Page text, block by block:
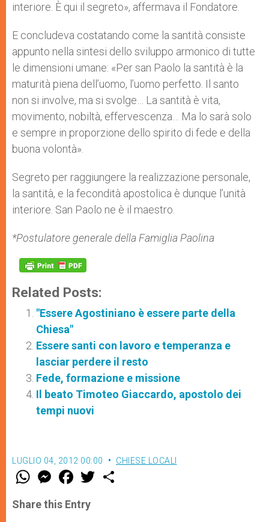
interiore. È qui il segreto», affermava il Fondatore.
E concludeva costatando come la santità consiste
appunto nella sintesi dello sviluppo armonico di tutte
le dimensioni umane: «Per san Paolo la santità è la
maturità piena dell’uomo, l’uomo perfetto. Il santo
non si involve, ma si svolge… La santità è vita,
movimento, nobiltà, effervescenza… Ma lo sarà solo
e sempre in proporzione dello spirito di fede e della
buona volontà».
Segreto per raggiungere la realizzazione personale,
la santità, e la fecondità apostolica è dunque l’unità
interiore. San Paolo ne è il maestro.
*Postulatore generale della Famiglia Paolina
Related Posts:
"Essere Agostiniano è essere parte della
Chiesa"
Essere santi con lavoro e temperanza e
lasciar perdere il resto
Fede, formazione e missione
Il beato Timoteo Giaccardo, apostolo dei
tempi nuovi
LUGLIO 04, 2012 00:00 CHIESE LOCALI
W
t
s
M
e
s
e
F
a
e
b
w
Share this Entry